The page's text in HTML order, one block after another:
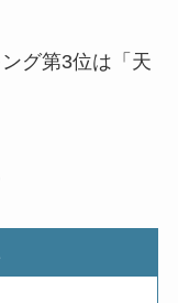
グ第3位は「天